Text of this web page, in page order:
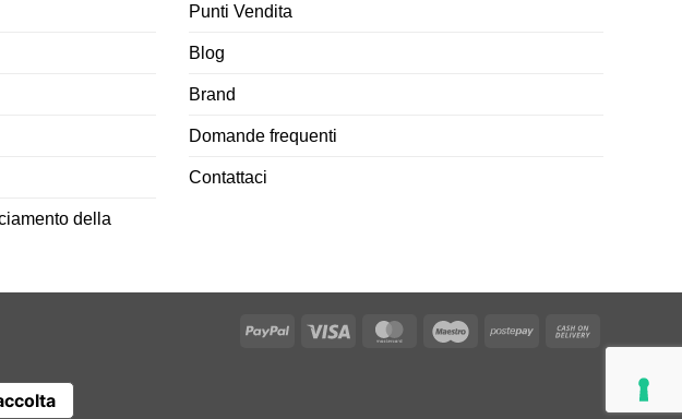
della
Punti Vendita
Blog
Brand
Domande frequenti
Contattaci
PayPal Visa MasterCardMaestro Postepay
On
Delivery